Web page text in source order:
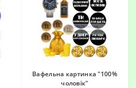
Вафельна картинка "100%
чоловік"